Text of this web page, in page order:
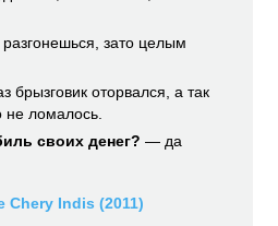
зато целым
брызговик оторвался, а так
не ломалось.
своих денег? — да
Chery Indis (2011)